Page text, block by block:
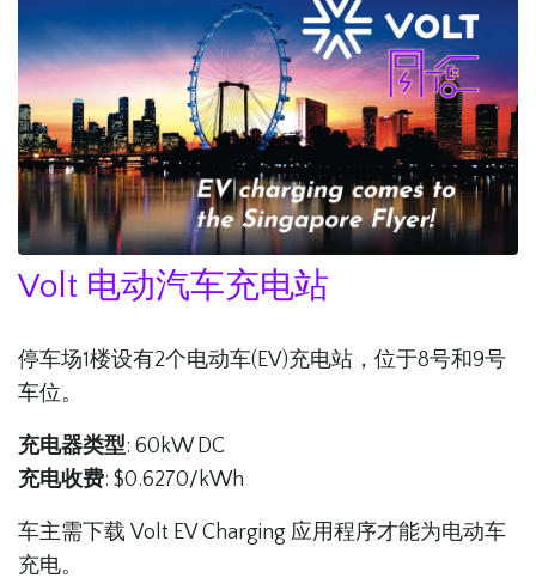
Volt 电动汽车充电站
停车场1楼设有2个电动车(EV)充电站，位于8号和9号
车位。
充电器类型: 60kW DC
充电收费: $0.6270/kWh
车主需下载 Volt EV Charging 应用程序才能为电动车
充电。